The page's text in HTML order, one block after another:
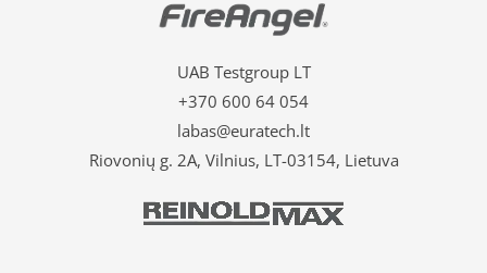
UAB Testgroup LT
+370 600 64 054
labas@euratech.lt
Riovonių g. 2A, Vilnius, LT-03154, Lietuva